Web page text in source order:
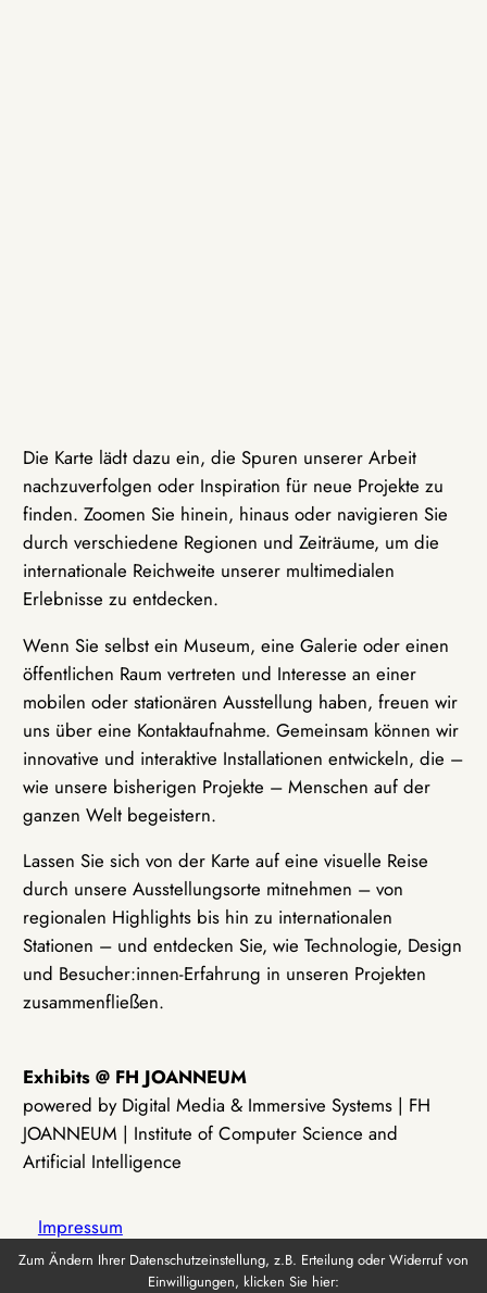
Die Karte lädt dazu ein, die Spuren unserer Arbeit
nachzuverfolgen oder Inspiration für neue Projekte zu
finden. Zoomen Sie hinein, hinaus oder navigieren Sie
durch verschiedene Regionen und Zeiträume, um die
internationale Reichweite unserer multimedialen
Erlebnisse zu entdecken.
Wenn Sie selbst ein Museum, eine Galerie oder einen
öffentlichen Raum vertreten und Interesse an einer
mobilen oder stationären Ausstellung haben, freuen wir
uns über eine Kontaktaufnahme. Gemeinsam können wir
innovative und interaktive Installationen entwickeln, die –
wie unsere bisherigen Projekte – Menschen auf der
ganzen Welt begeistern.
Lassen Sie sich von der Karte auf eine visuelle Reise
durch unsere Ausstellungsorte mitnehmen – von
regionalen Highlights bis hin zu internationalen
Stationen – und entdecken Sie, wie Technologie, Design
und Besucher:innen-Erfahrung in unseren Projekten
zusammenfließen.
Exhibits @ FH JOANNEUM
powered by Digital Media & Immersive Systems | FH
JOANNEUM | Institute of Computer Science and
Artificial Intelligence
Impressum
Zum Ändern Ihrer Datenschutzeinstellung, z.B. Erteilung oder Widerruf von
Einwilligungen, klicken Sie hier: